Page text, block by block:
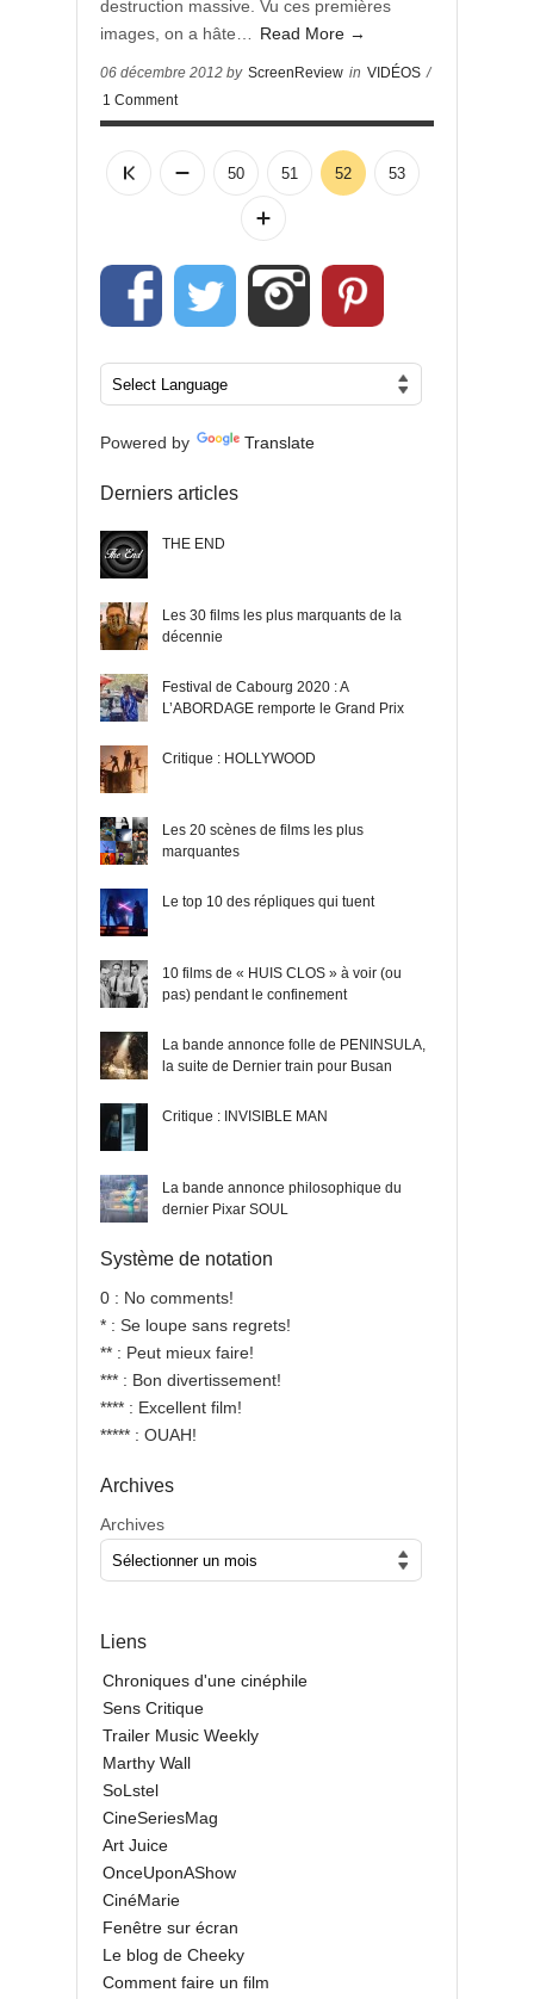
destruction massive. Vu ces premières
images, on a hâte…
Read More →
06 décembre 2012 by ScreenReview in VIDÉOS /
1 Comment
50 51 52 53
Powered by Translate
Derniers articles
THE END
Les 30 films les plus marquants de la
décennie
Festival de Cabourg 2020 : A
L’ABORDAGE remporte le Grand Prix
Critique : HOLLYWOOD
Les 20 scènes de films les plus
marquantes
Le top 10 des répliques qui tuent
10 films de « HUIS CLOS » à voir (ou
pas) pendant le confinement
La bande annonce folle de PENINSULA,
la suite de Dernier train pour Busan
Critique : INVISIBLE MAN
La bande annonce philosophique du
dernier Pixar SOUL
Système de notation
0 : No comments!
* : Se loupe sans regrets!
** : Peut mieux faire!
*** : Bon divertissement!
**** : Excellent film!
***** : OUAH!
Archives
Archives
Liens
Chroniques d'une cinéphile
Sens Critique
Trailer Music Weekly
Marthy Wall
SoLstel
CineSeriesMag
Art Juice
OnceUponAShow
CinéMarie
Fenêtre sur écran
Le blog de Cheeky
Comment faire un film